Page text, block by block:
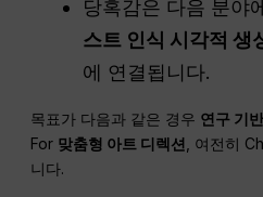
당혹감은 다음 분야
스트 인식 시각적 생
에 연결됩니다.
목표가 다음과 같은 경우 연구 기
For 맞춤형 아트 디렉션 , 여전히
니다.